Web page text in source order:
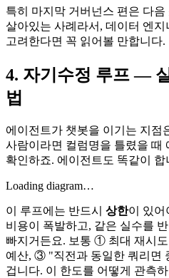
특히 마지막 거버넌스 편은 다
살아있는 사례라서, 데이터 엔
고려한다면 꼭 읽어볼 만합니다.
4. 자기수정 루프 —
법
에이전트가 챗봇을 이기는 지점
사람이라면 컬럼명을 틀렸을 때
확인하죠. 에이전트도 똑같이 합
Loading diagram…
이 루프에는 반드시 상한이 있어
비용이 폭발하고, 같은 실수를
빠지거든요. 보통 ① 최대 재시
예산, ③ "직전과 동일한 쿼리면
겁니다. 이 한도를 어떻게 관측